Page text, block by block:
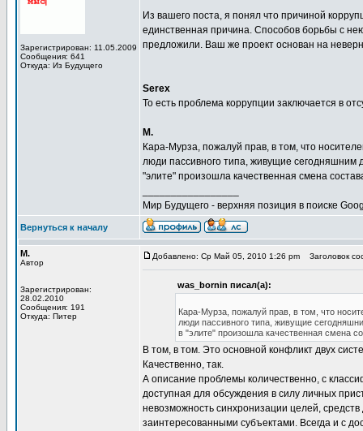
Зарегистрирован: 11.05.2009
Сообщения: 641
Откуда: Из Будущего
Из вашего поста, я понял что причиной
единственная причина. Способов борьбы с
предложили. Ваш же проект основан на
Serex
То есть проблема коррупции заключается в
М.
Кара-Мурза, пожалуй прав, в том, что
люди пассивного типа, живущие сегодняшним
"элите" произошла качественная смена
Мир Будущего - верхняя позиция в поиске
Вернуться к началу
М.
Автор
Зарегистрирован:
28.02.2010
Сообщения: 191
Откуда: Питер
Добавлено: Ср Май 05, 2010 1:26 pm Заголовок
was_bornin писал(а):
Кара-Мурза, пожалуй прав, в том, что
люди пассивного типа, живущие
в "элите" произошла качественная смена
В том, в том. Это основной конфликт двух
Качественно, так.
А описание проблемы количественно, с
доступная для обсуждения в силу личных
невозможность синхронизации целей,
заинтересованными субъектами. Всегда и с